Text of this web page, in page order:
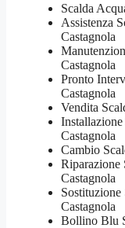
Scalda
Assistenza
Castagnola
Castagnola
Pronto
Castagnola
Vendita
Castagnola
Cambio
Riparazione
Castagnola
Castagnola
Bollino Blu